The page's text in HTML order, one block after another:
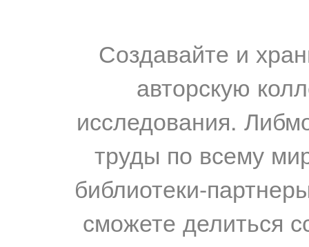
Создавайте и
авторскую
исследования.
труды по всему
библиотеки-
сможете делиться